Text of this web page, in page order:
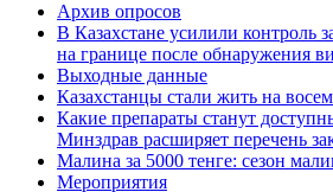
Архив опросов
В Казахстане усилили контроль
на границе после обнаружения
Выходные данные
Казахстанцы стали жить на
Какие препараты станут
Минздрав расширяет перечень
Малина за 5000 тенге: сезон
Мероприятия